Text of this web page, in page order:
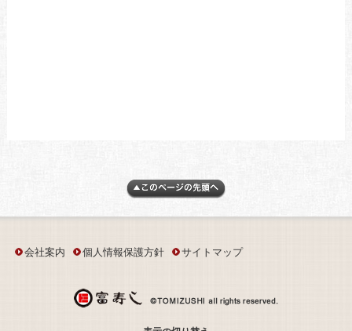
会社案内 個人情報保護方針 サイトマップ